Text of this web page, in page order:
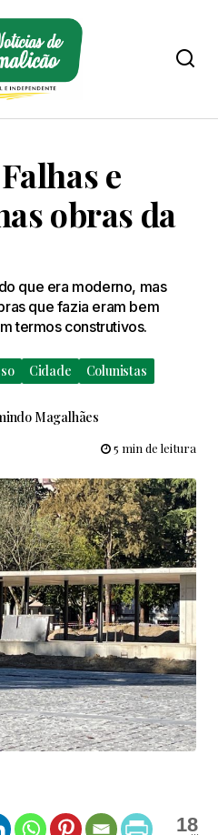
e
obras da
que era moderno, mas
que fazia eram bem
termos construtivos.
Cidade
Colunistas
Magalhães
5 min de leitura
18